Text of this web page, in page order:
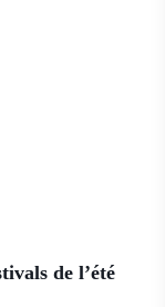
de l’été